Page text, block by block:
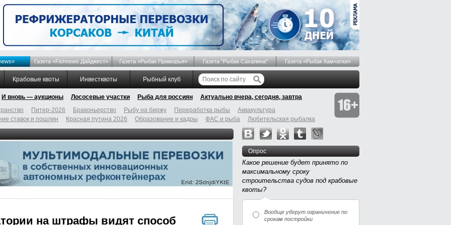
Газета «Fishnews Дайджест» Газета «Рыбак Приморья» Газета "Рыбак Сахалина" Газета «Рыбак Камчатки»
Крабовые квоты Инвестквоты Рыбный клуб
И вновь — аукционы Лососевые участки Рыба для россиян
Актуально вчера, сегодня, завтра
Питер-2026 Браконьерство Рыбу на биржу Переработка рыбы
Аквакультура
ставок и пошлин Красная путина 2026 Образование и кадры ФАС и рыба Любительская рыбалка
на штрафы видят способ
Опрос
Какое решение будет принято по
максимальному сроку
строительства судов под крабовые
квоты?
Вообще уберут ограничение по
срокам постройки